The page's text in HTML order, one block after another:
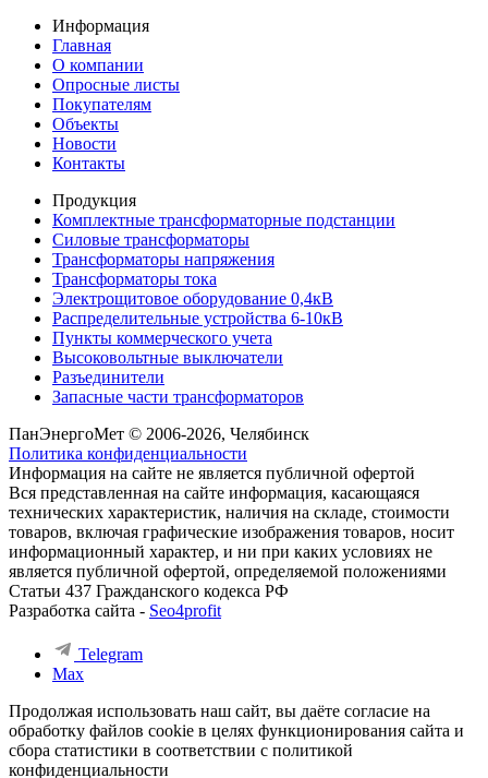
Информация
Главная
О компании
Опросные листы
Покупателям
Объекты
Новости
Контакты
Продукция
Комплектные трансформаторные подстанции
Силовые трансформаторы
Трансформаторы напряжения
Трансформаторы тока
Электрощитовое оборудование 0,4кВ
Распределительные устройства 6-10кВ
Пункты коммерческого учета
Высоковольтные выключатели
Разъединители
Запасные части трансформаторов
ПанЭнергоМет © 2006-2026, Челябинск
Политика конфиденциальности
Информация на сайте не является публичной офертой
Вся представленная на сайте информация, касающаяся
технических характеристик, наличия на складе, стоимости
товаров, включая графические изображения товаров, носит
информационный характер, и ни при каких условиях не
является публичной офертой, определяемой положениями
Статьи 437 Гражданского кодекса РФ
Разработка сайта - Seo4profit
Telegram
Max
Продолжая использовать наш сайт, вы даёте согласие на
обработку файлов cookie в целях функционирования сайта и
сбора статистики в соответствии с политикой
конфиденциальности